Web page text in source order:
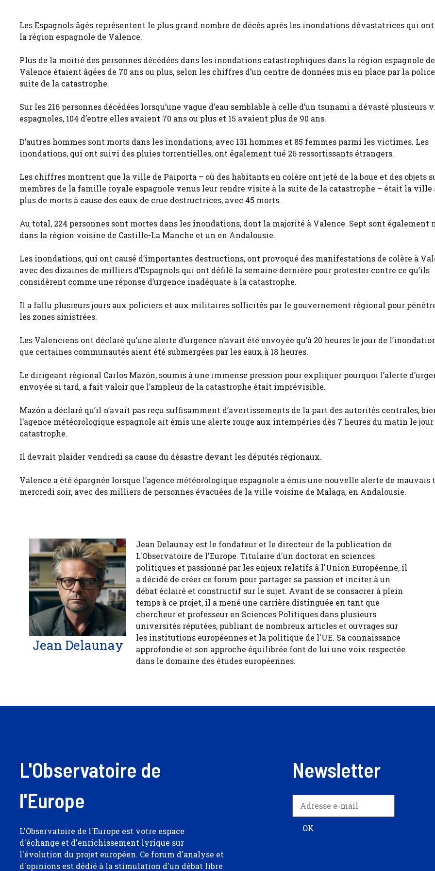
Les Espagnols âgés représentent le plus grand nombre de décès après les inondations dévastatrices qui
la région espagnole de Valence.
Plus de la moitié des personnes décédées dans les inondations catastrophiques dans la région espagnole de
Valence étaient âgées de 70 ans ou plus, selon les chiffres d’un centre de données mis en place par la
suite de la catastrophe.
Sur les 216 personnes décédées lorsqu’une vague d’eau semblable à celle d’un tsunami a dévasté plusieurs
espagnoles, 104 d’entre elles avaient 70 ans ou plus et 15 avaient plus de 90 ans.
D’autres hommes sont morts dans les inondations, avec 131 hommes et 85 femmes parmi les victimes. Les
inondations, qui ont suivi des pluies torrentielles, ont également tué 26 ressortissants étrangers.
Les chiffres montrent que la ville de Paiporta – où des habitants en colère ont jeté de la boue et des objets
membres de la famille royale espagnole venus leur rendre visite à la suite de la catastrophe – était la ville
plus de morts à cause des eaux de crue destructrices, avec 45 morts.
Au total, 224 personnes sont mortes dans les inondations, dont la majorité à Valence. Sept sont également
dans la région voisine de Castille-La Manche et un en Andalousie.
Les inondations, qui ont causé d’importantes destructions, ont provoqué des manifestations de colère à
avec des dizaines de milliers d’Espagnols qui ont défilé la semaine dernière pour protester contre ce qu’ils
considèrent comme une réponse d’urgence inadéquate à la catastrophe.
Il a fallu plusieurs jours aux policiers et aux militaires sollicités par le gouvernement régional pour
les zones sinistrées.
Les Valenciens ont déclaré qu’une alerte d’urgence n’avait été envoyée qu’à 20 heures le jour de
que certaines communautés aient été submergées par les eaux à 18 heures.
Le dirigeant régional Carlos Mazón, soumis à une immense pression pour expliquer pourquoi l’alerte
envoyée si tard, a fait valoir que l’ampleur de la catastrophe était imprévisible.
Mazón a déclaré qu’il n’avait pas reçu suffisamment d’avertissements de la part des autorités centrales,
l’agence météorologique espagnole ait émis une alerte rouge aux intempéries dès 7 heures du matin le jour
catastrophe.
Il devrait plaider vendredi sa cause du désastre devant les députés régionaux.
Valence a été épargnée lorsque l’agence météorologique espagnole a émis une nouvelle alerte de mauvais
mercredi soir, avec des milliers de personnes évacuées de la ville voisine de Malaga, en Andalousie.
Jean Delaunay
Jean Delaunay est le fondateur et le directeur de la publication de
L'Observatoire de l'Europe. Titulaire d'un doctorat en sciences
politiques et passionné par les enjeux relatifs à l'Union Européenne, il
a décidé de créer ce forum pour partager sa passion et inciter à un
débat éclairé et constructif sur le sujet. Avant de se consacrer à plein
temps à ce projet, il a mené une carrière distinguée en tant que
chercheur et professeur en Sciences Politiques dans plusieurs
universités réputées, publiant de nombreux articles et ouvrages sur
les institutions européennes et la politique de l'UE. Sa connaissance
approfondie et son approche équilibrée font de lui une voix respectée
dans le domaine des études européennes.
L'Observatoire de
l'Europe
L'Observatoire de l'Europe est votre espace
d'échange et d'enrichissement lyrique sur
l'évolution du projet européen. Ce forum d'analyse et
d'opinions est dédié à la stimulation d'un débat libre
Newsletter